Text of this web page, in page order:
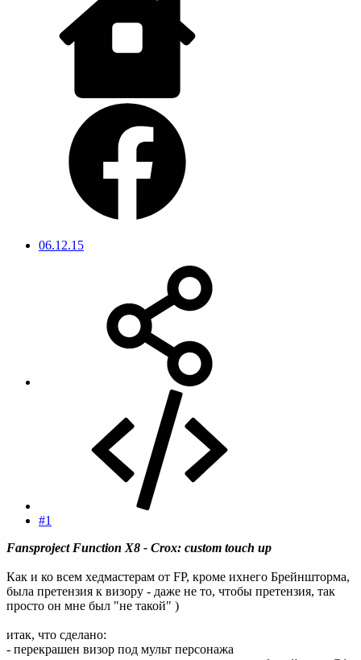
06.12.15
#1
Fansproject Function X8 - Crox: custom touch up
Как и ко всем хедмастерам от FP, кроме ихнего Брейншторма,
была претензия к визору - даже не то, чтобы претензия, так
просто он мне был "не такой" )
итак, что сделано:
- перекрашен визор под мульт персонажа